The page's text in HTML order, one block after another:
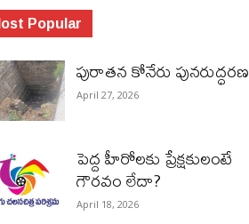
Popular
పురాత‌న కోనేరు పున‌రుద్ధ‌ర‌ణ
April 27, 2026
పెద్ద హీరోల‌కు ప్రేక్ష‌కులంటే
గౌర‌వం లేదా?
April 18, 2026